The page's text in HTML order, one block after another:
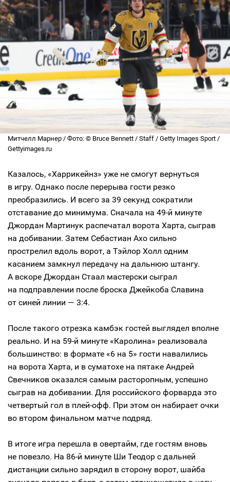
Митчелл Марнер / Фото: © Bruce Bennett / Staff / Getty Images Sport /
Gettyimages.ru
Казалось, «Харрикейнз» уже не смогут вернуться
в игру. Однако после перерыва гости резко
преобразились. И всего за 39 секунд сократили
отставание до минимума. Сначала на 49-й минуте
Джордан Мартинук распечатал ворота Харта, сыграв
на добивании. Затем Себастиан Ахо сильно
прострелил вдоль ворот, а Тэйлор Холл одним
касанием замкнул передачу на дальнюю штангу.
А вскоре Джордан Стаал мастерски сыграл
на подправлении после броска Джейкоба Славина
от синей линии — 3:4.
После такого отрезка камбэк гостей выглядел вполне
реально. И на 59-й минуте «Каролина» реализовала
большинство: в формате «6 на 5» гости навалились
на ворота Харта, и в суматохе на пятаке Андрей
Свечников оказался самым расторопным, успешно
сыграв на добивании. Для российского форварда это
четвертый гол в плей-офф. При этом он набирает очки
во втором финальном матче подряд.
В итоге игра перешла в овертайм, где гостям вновь
не повезло. На 86-й минуте Ши Теодор с дальней
дистанции сильно зарядил в сторону ворот, шайба